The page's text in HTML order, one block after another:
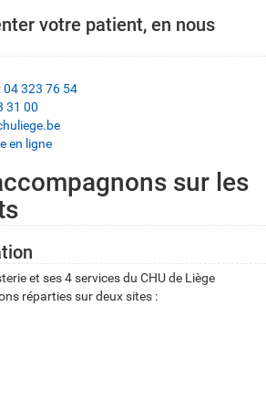
votre patient, en nous
04 323 76 54
31 00
en ligne
sur les
et ses 4 services du CHU de Liège
réparties sur deux sites :